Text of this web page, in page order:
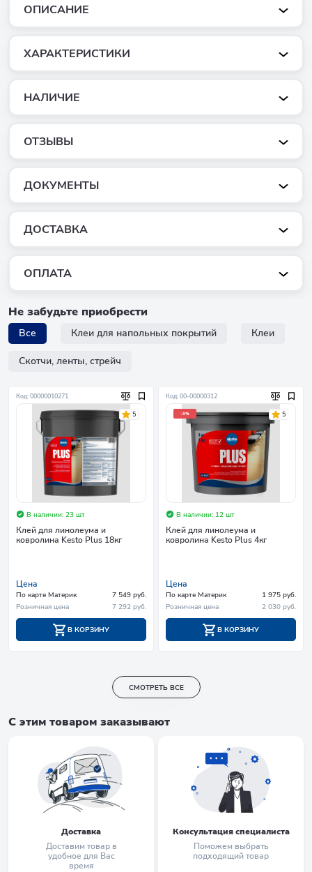
ОПИСАНИЕ
ХАРАКТЕРИСТИКИ
НАЛИЧИЕ
ОТЗЫВЫ
ДОКУМЕНТЫ
ДОСТАВКА
ОПЛАТА
Не забудьте приобрести
Все Клеи для напольных покрытий Клеи
Скотчи, ленты, стрейч
Код: 00000010271
5
В наличии: 23 шт
Клей для линолеума и
ковролина Kesto Plus 18кг
Цена
По карте Материк
7 549 руб.
Розничная цена
7 292 руб.
В КОРЗИНУ
Код: 00-00000312
-3% 5
В наличии: 12 шт
Клей для линолеума и
ковролина Kesto Plus 4кг
Цена
По карте Материк
1 975 руб.
Розничная цена
2 030 руб.
В КОРЗИНУ
СМОТРЕТЬ ВСЕ
С этим товаром заказывают
Доставка
Доставим товар в
удобное для Вас
время
Консультация специалиста
Поможем выбрать
подходящий товар